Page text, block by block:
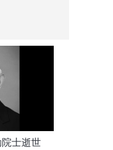
士逝世